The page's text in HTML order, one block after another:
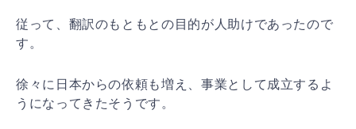
従って、翻訳のもともとの目的が人助けであったので
す。
徐々に日本からの依頼も増え、事業として成立するよ
うになってきたそうです。